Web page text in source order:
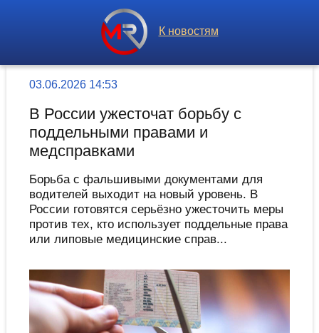
К новостям
03.06.2026 14:53
В России ужесточат борьбу с
поддельными правами и
медсправками
Борьба с фальшивыми документами для
водителей выходит на новый уровень. В
России готовятся серьёзно ужесточить меры
против тех, кто использует поддельные права
или липовые медицинские справ...